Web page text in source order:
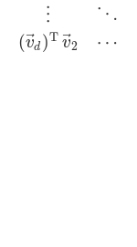
⋮
(v⃗
d )T v⃗
2
⋱
⋯